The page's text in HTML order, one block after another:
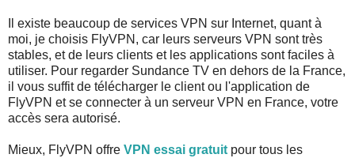
Il existe beaucoup de services VPN sur Internet, quant à
moi, je choisis FlyVPN, car leurs serveurs VPN sont très
stables, et de leurs clients et les applications sont faciles à
utiliser. Pour regarder Sundance TV en dehors de la France,
il vous suffit de télécharger le client ou l'application de
FlyVPN et se connecter à un serveur VPN en France, votre
accès sera autorisé.
Mieux, FlyVPN offre VPN essai gratuit pour tous les